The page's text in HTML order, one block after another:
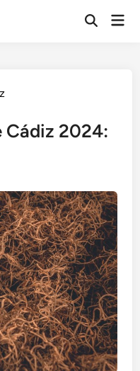
Abrir
Cádiz 2024: